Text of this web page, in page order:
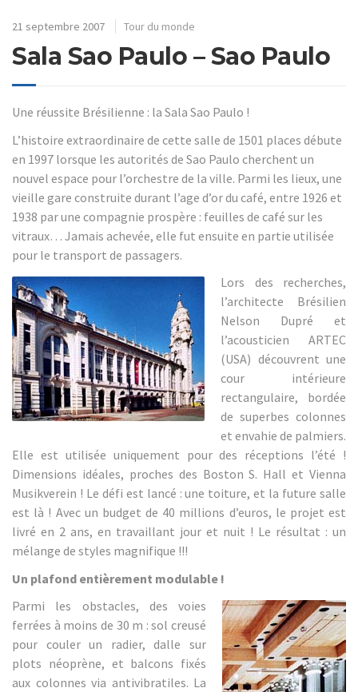
21 septembre 2007 Tour du monde
Sala Sao Paulo – Sao Paulo
Une réussite Brésilienne : la Sala Sao Paulo !
L’histoire extraordinaire de cette salle de 1501 places débute
en 1997 lorsque les autorités de Sao Paulo cherchent un
nouvel espace pour l’orchestre de la ville. Parmi les lieux, une
vieille gare construite durant l’age d’or du café, entre 1926 et
1938 par une compagnie prospère : feuilles de café sur les
vitraux… Jamais achevée, elle fut ensuite en partie utilisée
pour le transport de passagers.
Lors des recherches,
l’architecte Brésilien
Nelson Dupré et
l’acousticien ARTEC
(USA) découvrent une
cour intérieure
rectangulaire, bordée
de superbes colonnes
et envahie de palmiers.
Elle est utilisée uniquement pour des réceptions l’été !
Dimensions idéales, proches des Boston S. Hall et Vienna
Musikverein ! Le défi est lancé : une toiture, et la future salle
est là ! Avec un budget de 40 millions d’euros, le projet est
livré en 2 ans, en travaillant jour et nuit ! Le résultat : un
mélange de styles magnifique !!!
Un plafond entièrement modulable !
Parmi les obstacles, des voies
ferrées à moins de 30 m : sol creusé
pour couler un radier, dalle sur
plots néoprène, et balcons fixés
aux colonnes via antivibratiles. La